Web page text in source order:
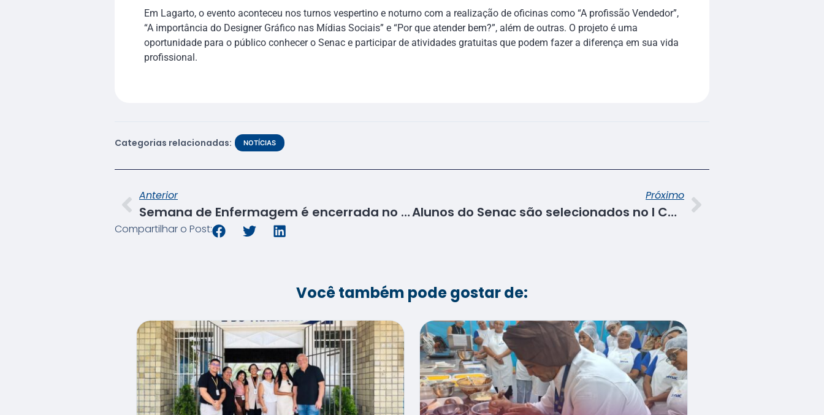
Em Lagarto, o evento aconteceu nos turnos vespertino e noturno com a realização de oficinas como “A profissão Vendedor”,
“A importância do Designer Gráfico nas Mídias Sociais” e “Por que atender bem?”, além de outras. O projeto é uma
oportunidade para o público conhecer o Senac e participar de atividades gratuitas que podem fazer a diferença em sua vida
profissional.
Categorias relacionadas: NOTÍCIAS
Anterior
Semana de Enfermagem é encerrada no Senac Itabaiana
Próximo
Alunos do Senac são selecionados no I Concurso Literário da CGE
Compartilhar o Post:
Você também pode gostar de: